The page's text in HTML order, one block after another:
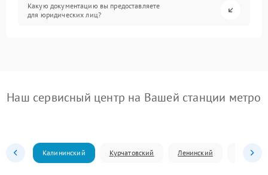
Какую документацию вы предоставляете
для юридических лиц?
Наш сервисный центр на Вашей станции метро
Калининский Курчатовский Ленинский